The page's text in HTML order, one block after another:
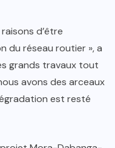
d’être
du réseau routier », a
grands travaux tout
avons des arceaux
est resté